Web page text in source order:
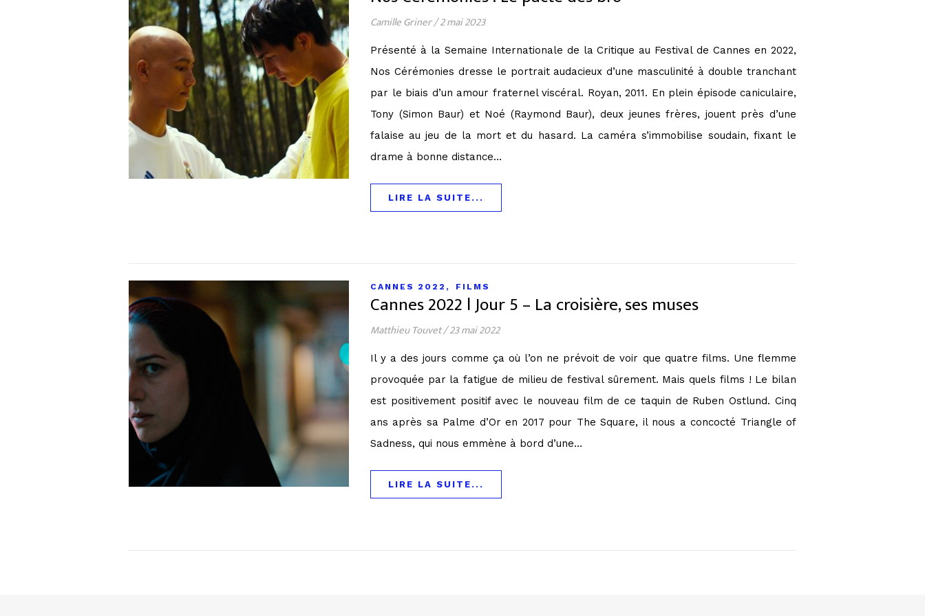
Camille Griner/2 mai 2023
Présenté à la Semaine Internationale de la Critique au Festival de Cannes en 2022,
Nos Cérémonies dresse le portrait audacieux d’une masculinité à double tranchant
par le biais d’un amour fraternel viscéral. Royan, 2011. En plein épisode caniculaire,
Tony (Simon Baur) et Noé (Raymond Baur), deux jeunes frères, jouent près d’une
falaise au jeu de la mort et du hasard. La caméra s’immobilise soudain, fixant le
drame à bonne distance…
LIRE LA SUITE...
CANNES 2022 , FILMS
Cannes 2022 l Jour 5 – La croisière, ses muses
Matthieu Touvet/23 mai 2022
Il y a des jours comme ça où l’on ne prévoit de voir que quatre films. Une flemme
provoquée par la fatigue de milieu de festival sûrement. Mais quels films ! Le bilan
est positivement positif avec le nouveau film de ce taquin de Ruben Ostlund. Cinq
ans après sa Palme d’Or en 2017 pour The Square, il nous a concocté Triangle of
Sadness, qui nous emmène à bord d’une…
LIRE LA SUITE...